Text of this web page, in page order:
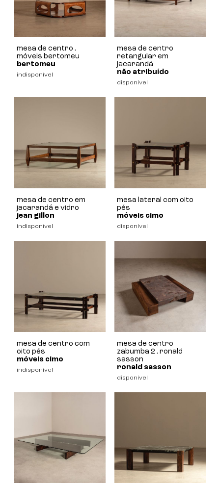
mesa de centro .
móveis bertomeu
bertomeu
indisponível
mesa de centro
retangular em
jacarandá
não atribuído
disponível
mesa de centro em
jacarandá e vidro
jean gillon
indisponível
mesa lateral com oito
pés
móveis cimo
disponível
mesa de centro com
oito pés
móveis cimo
indisponível
mesa de centro
zabumba 2 . ronald
sasson
ronald sasson
disponível